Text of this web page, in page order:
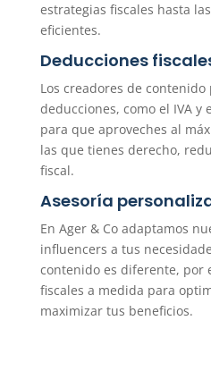
estrategias fiscales hasta
eficientes.
Deducciones
Los creadores de
deducciones, como el IVA y
para que aproveches al
las que tienes derecho,
fiscal.
Asesoría
En Ager & Co adaptamos
influencers a tus
contenido es diferente, por
fiscales a medida para
maximizar tus beneficios.